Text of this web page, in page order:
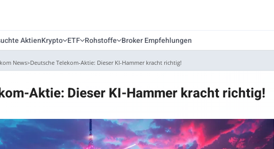
AktienKrypto ETF Rohstoffe Broker Empfehlungen
News Deutsche Telekom-Aktie: Dieser KI-Hammer kracht richtig!
Aktie: Dieser KI-Hammer kracht richtig!